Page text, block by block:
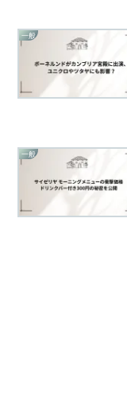
一般
一般